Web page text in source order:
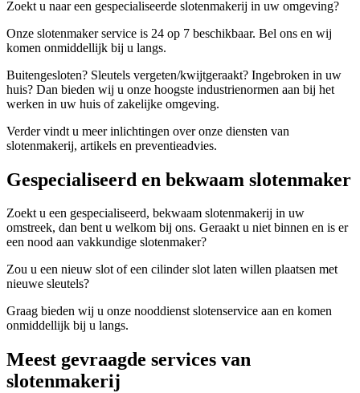
Zoekt u naar een gespecialiseerde slotenmakerij in uw omgeving?
Onze slotenmaker service is 24 op 7 beschikbaar. Bel ons en wij
komen onmiddellijk bij u langs.
Buitengesloten? Sleutels vergeten/kwijtgeraakt? Ingebroken in uw
huis? Dan bieden wij u onze hoogste industrienormen aan bij het
werken in uw huis of zakelijke omgeving.
Verder vindt u meer inlichtingen over onze diensten van
slotenmakerij, artikels en preventieadvies.
Gespecialiseerd en bekwaam slotenmaker
Zoekt u een gespecialiseerd, bekwaam slotenmakerij in uw
omstreek, dan bent u welkom bij ons. Geraakt u niet binnen en is er
een nood aan vakkundige slotenmaker?
Zou u een nieuw slot of een cilinder slot laten willen plaatsen met
nieuwe sleutels?
Graag bieden wij u onze nooddienst slotenservice aan en komen
onmiddellijk bij u langs.
Meest gevraagde services van
slotenmakerij